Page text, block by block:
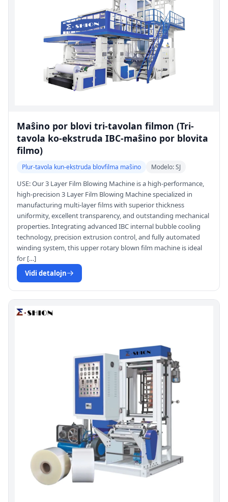
Maŝino por blovi tri-tavolan filmon (Tri-
tavola ko-ekstruda IBC-maŝino por blovita
filmo)
Plur-tavola kun-ekstruda blovfilma maŝino Modelo: SJ
USE: Our 3 Layer Film Blowing Machine is a high-performance,
high-precision 3 Layer Film Blowing Machine specialized in
manufacturing multi-layer films with superior thickness
uniformity, excellent transparency, and outstanding mechanical
properties. Integrating advanced IBC internal bubble cooling
technology, precision extrusion control, and fully automated
winding system, this upper rotary blown film machine is ideal
for […]
Vidi detalojn